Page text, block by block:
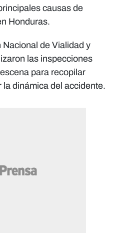
causas de
Honduras.
de Vialidad y
las inspecciones
para recopilar
dinámica del accidente.